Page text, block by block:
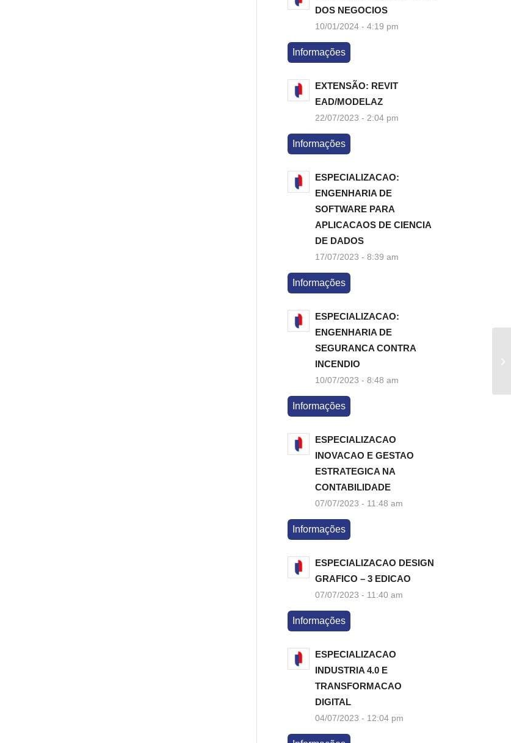
DOS NEGOCIOS
10/01/2024 - 4:19 pm
Informações
EXTENSÃO: REVIT
EAD/MODELAZ
22/07/2023 - 2:04 pm
Informações
ESPECIALIZACAO:
ENGENHARIA DE
SOFTWARE PARA
APLICACAOS DE CIENCIA
DE DADOS
17/07/2023 - 8:39 am
Informações
ESPECIALIZACAO:
ENGENHARIA DE
SEGURANCA CONTRA
INCENDIO
10/07/2023 - 8:48 am
Informações
ESPECIALIZACAO
INOVACAO E GESTAO
ESTRATEGICA NA
CONTABILIDADE
07/07/2023 - 11:48 am
Informações
ESPECIALIZACAO DESIGN
GRAFICO – 3 EDICAO
07/07/2023 - 11:40 am
Informações
ESPECIALIZACAO
INDUSTRIA 4.0 E
TRANSFORMACAO
DIGITAL
04/07/2023 - 12:04 pm